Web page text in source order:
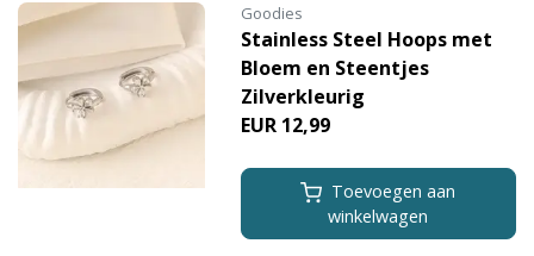
Goodies
Stainless Steel Hoops met
Bloem en Steentjes
Zilverkleurig
EUR 12,99
Toevoegen aan
winkelwagen